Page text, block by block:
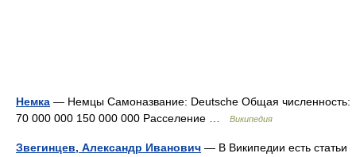
Немка — Немцы Самоназвание: Deutsche Общая численность:
70 000 000 150 000 000 Расселение …
Википедия
Звегинцев, Александр Иванович — В Википедии есть статьи